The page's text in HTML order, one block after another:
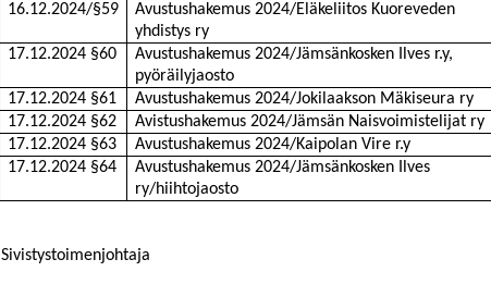
16.12.2024/§59
Avustushakemus 2024/Eläkeliitos Kuoreveden
yhdistys ry
17.12.2024 §60
Avustushakemus 2024/Jämsänkosken Ilves r.y,
pyöräilyjaosto
17.12.2024 §61
Avustushakemus 2024/Jokilaakson Mäkiseura ry
17.12.2024 §62
Avistushakemus 2024/Jämsän Naisvoimistelijat ry
17.12.2024 §63
Avustushakemus 2024/Kaipolan Vire r.y
17.12.2024 §64
Avustushakemus 2024/Jämsänkosken Ilves
ry/hiihtojaosto
Sivistystoimenjohtaja